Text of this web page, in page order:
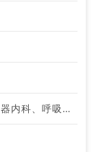
神経内科、一般内科、循環器内科、呼吸器内科、消化器内科